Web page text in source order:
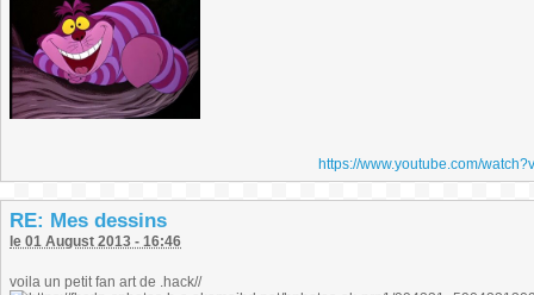
https://www.youtube.com/
RE: Mes dessins
le 01 August 2013 - 16:46
voila un petit fan art de .hack//